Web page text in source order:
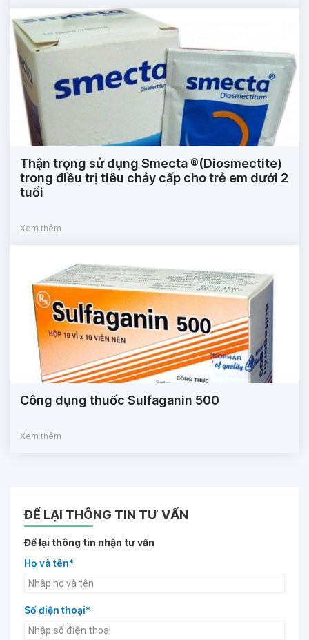
Thận trọng sử dụng Smecta ®(Diosmectite)
trong điều trị tiêu chảy cấp cho trẻ em dưới 2
tuổi
Xem thêm
Công dụng thuốc Sulfaganin 500
Xem thêm
ĐỂ LẠI THÔNG TIN TƯ VẤN
Để lại thông tin nhận tư vấn
Họ và tên*
Số điện thoại*